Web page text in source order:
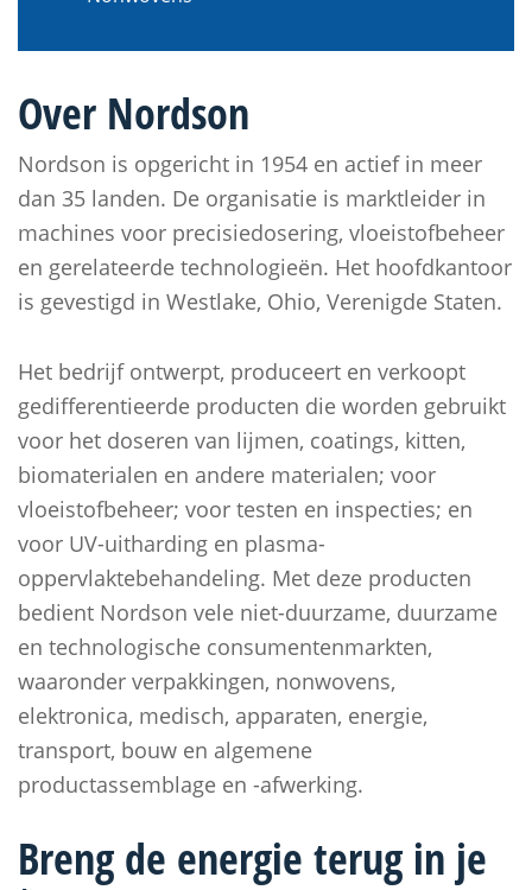
Over Nordson
Nordson is opgericht in 1954 en actief in meer
dan 35 landen. De organisatie is marktleider in
machines voor precisiedosering, vloeistofbeheer
en gerelateerde technologieën. Het hoofdkantoor
is gevestigd in Westlake, Ohio, Verenigde Staten.
Het bedrijf ontwerpt, produceert en verkoopt
gedifferentieerde producten die worden gebruikt
voor het doseren van lijmen, coatings, kitten,
biomaterialen en andere materialen; voor
vloeistofbeheer; voor testen en inspecties; en
voor UV-uitharding en plasma-
oppervlaktebehandeling. Met deze producten
bedient Nordson vele niet-duurzame, duurzame
en technologische consumentenmarkten,
waaronder verpakkingen, nonwovens,
elektronica, medisch, apparaten, energie,
transport, bouw en algemene
productassemblage en -afwerking.
Breng de energie terug in je